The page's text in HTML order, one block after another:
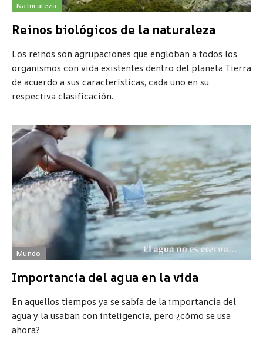
Naturaleza
Reinos biológicos de la naturaleza
Los reinos son agrupaciones que engloban a todos los
organismos con vida existentes dentro del planeta Tierra
de acuerdo a sus características, cada uno en su
respectiva clasificación.
Mundo
Importancia del agua en la vida
En aquellos tiempos ya se sabía de la importancia del
agua y la usaban con inteligencia, pero ¿cómo se usa
ahora?